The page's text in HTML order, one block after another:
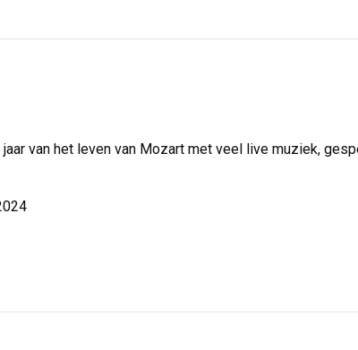
van het leven van Mozart met veel live muziek,